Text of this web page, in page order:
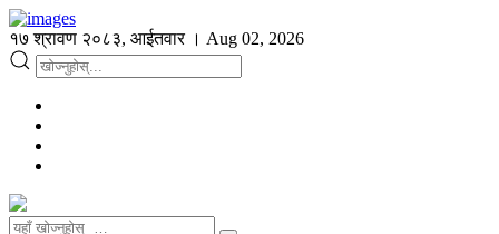
१७ श्रावण २०८३, आईतवार । Aug 02, 2026